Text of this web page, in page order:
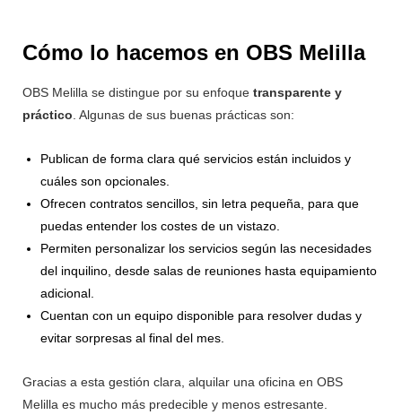
Cómo lo hacemos en OBS Melilla
OBS Melilla se distingue por su enfoque transparente y
práctico . Algunas de sus buenas prácticas son:
Publican de forma clara qué servicios están incluidos y
cuáles son opcionales.
Ofrecen contratos sencillos, sin letra pequeña, para que
puedas entender los costes de un vistazo.
Permiten personalizar los servicios según las necesidades
del inquilino, desde salas de reuniones hasta equipamiento
adicional.
Cuentan con un equipo disponible para resolver dudas y
evitar sorpresas al final del mes.
Gracias a esta gestión clara, alquilar una oficina en OBS
Melilla es mucho más predecible y menos estresante.